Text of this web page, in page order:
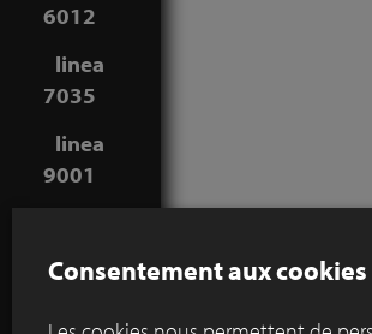
6012
linea
7035
linea
9001
Consentement aux cookies